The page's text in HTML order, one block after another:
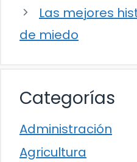
Las mejores
de miedo
Categorías
Administración
Agricultura